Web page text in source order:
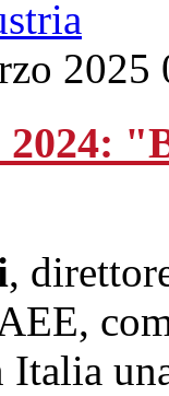
2025
,